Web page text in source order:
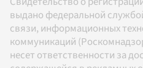
выдано федеральной
связи, информационных
коммуникаций
несет ответственности за